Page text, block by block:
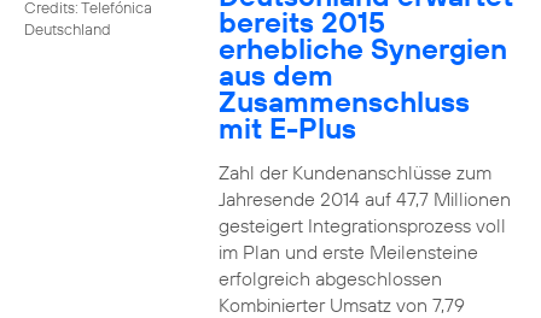
Credits: Telefónica
Deutschland
bereits 2015
erhebliche Synergien
aus dem
Zusammenschluss
mit E-Plus
Zahl der Kundenanschlüsse zum
Jahresende 2014 auf 47,7 Millionen
gesteigert Integrationsprozess voll
im Plan und erste Meilensteine
erfolgreich abgeschlossen
Kombinierter Umsatz von 7,79